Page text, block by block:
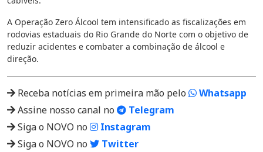
A Operação Zero Álcool tem intensificado as fiscalizações em
rodovias estaduais do Rio Grande do Norte com o objetivo de
reduzir acidentes e combater a combinação de álcool e
direção.
Receba notícias em primeira mão pelo
Whatsapp
Assine nosso canal no
Telegram
Siga o NOVO no
Instagram
Siga o NOVO no
Twitter